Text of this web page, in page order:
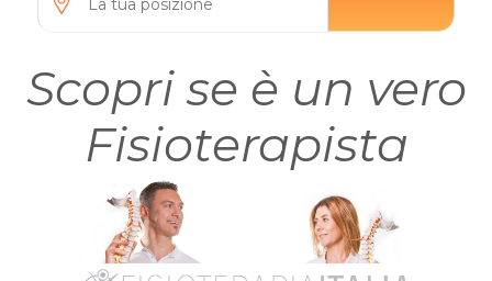
Scopri se è un vero
Fisioterapista